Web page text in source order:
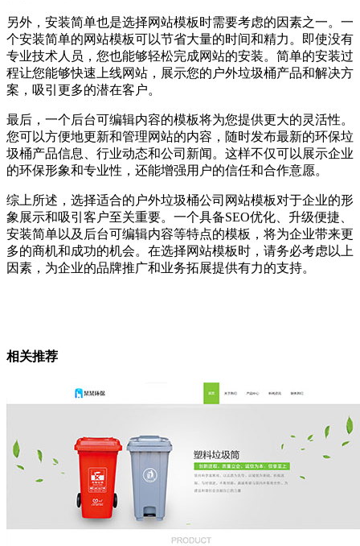
另外，安装简单也是选择网站模板时需要考虑的因素之一。一
个安装简单的网站模板可以节省大量的时间和精力。即使没有
专业技术人员，您也能够轻松完成网站的安装。简单的安装过
程让您能够快速上线网站，展示您的户外垃圾桶产品和解决方
案，吸引更多的潜在客户。
最后，一个后台可编辑内容的模板将为您提供更大的灵活性。
您可以方便地更新和管理网站的内容，随时发布最新的环保垃
圾桶产品信息、行业动态和公司新闻。这样不仅可以展示企业
的环保形象和专业性，还能增强用户的信任和合作意愿。
综上所述，选择适合的户外垃圾桶公司网站模板对于企业的形
象展示和吸引客户至关重要。一个具备SEO优化、升级便捷、
安装简单以及后台可编辑内容等特点的模板，将为企业带来更
多的商机和成功的机会。在选择网站模板时，请务必考虑以上
因素，为企业的品牌推广和业务拓展提供有力的支持。
相关推荐